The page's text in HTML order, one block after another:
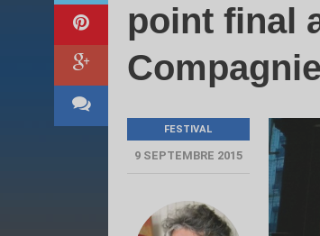
point final
FESTIVAL
9 SEPTEMBRE 2015